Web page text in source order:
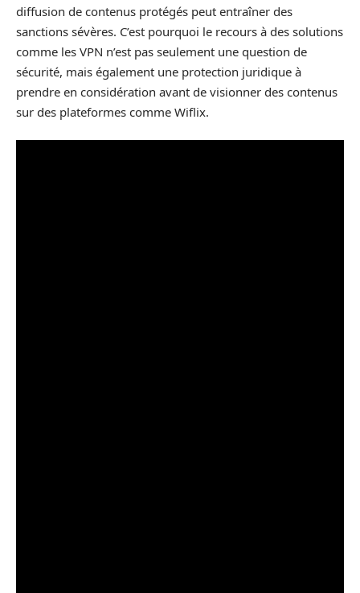
diffusion de contenus protégés peut entraîner des
sanctions sévères. C’est pourquoi le recours à des solutions
comme les VPN n’est pas seulement une question de
sécurité, mais également une protection juridique à
prendre en considération avant de visionner des contenus
sur des plateformes comme Wiflix.